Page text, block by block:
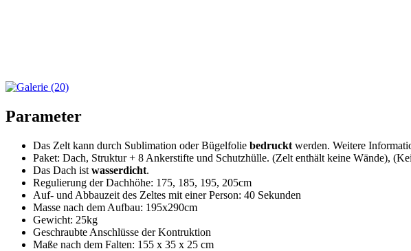
Parameter
Das Zelt kann durch Sublimation oder Bügelfolie bedruckt werden. Weitere
Paket: Dach, Struktur + 8 Ankerstifte und Schutzhülle. (Zelt enthält keine Wände),
Das Dach ist wasserdicht.
Regulierung der Dachhöhe: 175, 185, 195, 205cm
Auf- und Abbauzeit des Zeltes mit einer Person: 40 Sekunden
Masse nach dem Aufbau: 195x290cm
Gewicht: 25kg
Geschraubte Anschlüsse der Kontruktion
Maße nach dem Falten: 155 x 35 x 25 cm